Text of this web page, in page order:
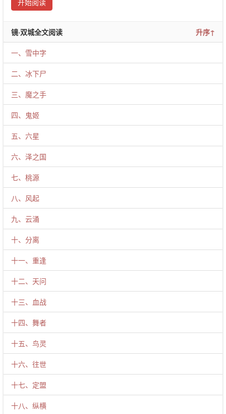
开始阅读
镜·双城全文阅读 升序↑
一、雪中字
二、冰下尸
三、魔之手
四、鬼姬
五、六星
六、泽之国
七、桃源
八、风起
九、云涌
十、分离
十一、重逢
十二、天问
十三、血战
十四、舞者
十五、鸟灵
十六、往世
十七、定盟
十八、纵横